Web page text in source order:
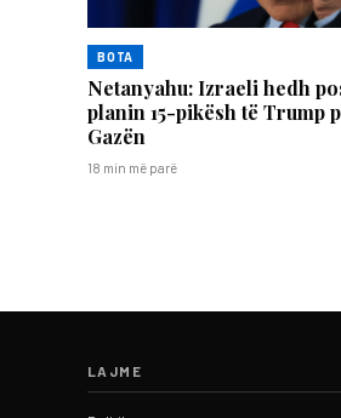
BOTA
Netanyahu: Izraeli hedh
planin 15-pikësh të Trump
Gazën
18 min më parë
LAJME